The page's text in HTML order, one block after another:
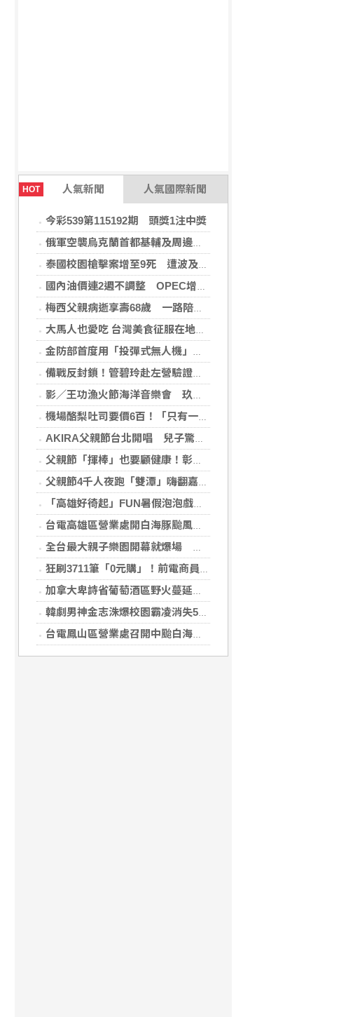
HOT 人氣新聞 人氣國際新聞
今彩539第115192期 頭獎1注中獎
俄軍空襲烏克蘭首都基輔及周邊區域 造成4人喪命
泰國校園槍擊案增至9死 遭波及12歲女童不治
國內油價連2週不調整 OPEC增產國際油價跌
梅西父親病逝享壽68歲 一路陪伴兒子闖蕩足壇
大馬人也愛吃 台灣美食征服在地味蕾
金防部首度用「投彈式無人機」火力圍剿敵軍
備戰反封鎖！管碧玲赴左營驗證海巡平戰轉換
影／王功漁火節海洋音樂會 玖壹壹壓軸、煙火嗨翻王功漁港
機場酪梨吐司要價6百！「只有一片麵包」旅客傻眼 專家揭高價背後原因
AKIRA父親節台北開唱 兒子驚喜獻聲「爸爸I Love You」
父親節「揮棒」也要顧健康！彰基現身原民壘球賽
父親節4千人夜跑「雙潭」嗨翻嘉義 黃敏惠鳴槍：運動打造幸福城市
「高雄好徛起」FUN暑假泡泡戲水樂園開張囉
台電高雄區營業處開白海豚颱風災害整備會議
全台最大親子樂園開幕就爆場 首日3萬人湧入、輕軌人次暴增20倍
狂刷3711筆「0元購」！前電商員工鑽漏洞 家中倉庫塞滿1143件家電
加拿大卑詩省葡萄酒區野火蔓延 數千居民撤離
韓劇男神金志洙爆校園霸凌消失5年 轉戰菲律賓近況曝光
台電鳳山區營業處召開中颱白海豚整備會議